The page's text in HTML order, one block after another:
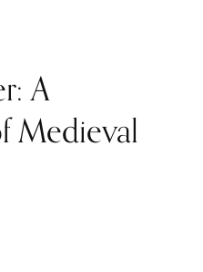
A
Medieval